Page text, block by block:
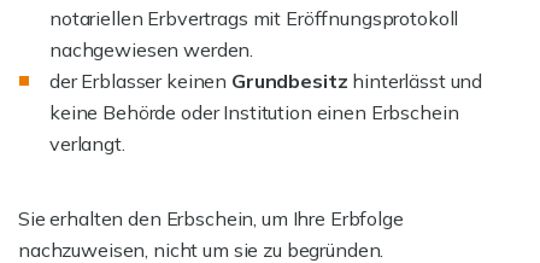
notariellen Erbvertrags mit Eröffnungsprotokoll
nachgewiesen werden.
der Erblasser keinen Grundbesitz hinterlässt und
keine Behörde oder Institution einen Erbschein
verlangt.
Sie erhalten den Erbschein, um Ihre Erbfolge
nachzuweisen, nicht um sie zu begründen.